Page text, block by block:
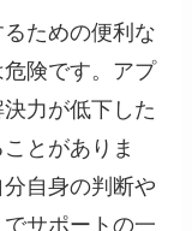
ための便利な
険です。アプ
力が低下した
とがありま
自身の判断や
サポートの一